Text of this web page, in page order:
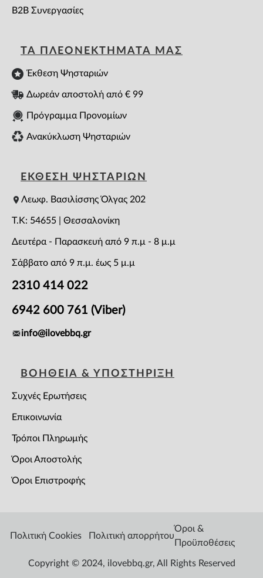
B2B Συνεργασίες
ΤΑ ΠΛΕΟΝΕΚΤΗΜΑΤΑ ΜΑΣ
Έκθεση Ψησταριών
Δωρεάν αποστολή από € 99
Πρόγραμμα Προνομίων
Ανακύκλωση Ψησταριών
ΕΚΘΕΣΗ ΨΗΣΤΑΡΙΩΝ
Λεωφ. Βασιλίσσης Όλγας 202
T.K: 54655 | Θεσσαλονίκη
Δευτέρα - Παρασκευή από 9 π.μ - 8 μ.μ
Σάββατο από 9 π.μ. έως 5 μ.μ
2310 414 022
6942 600 761 (Viber)
info@ilovebbq.gr
ΒΟΗΘΕΙΑ & ΥΠΟΣΤΗΡΙΞΗ
Συχνές Ερωτήσεις
Επικοινωνία
Τρόποι Πληρωμής
Όροι Αποστολής
Όροι Επιστροφής
Πολιτική Cookies Πολιτική απορρήτου
Όροι &
Προϋποθέσεις
Copyright © 2024, ilovebbq.gr, All Rights Reserved